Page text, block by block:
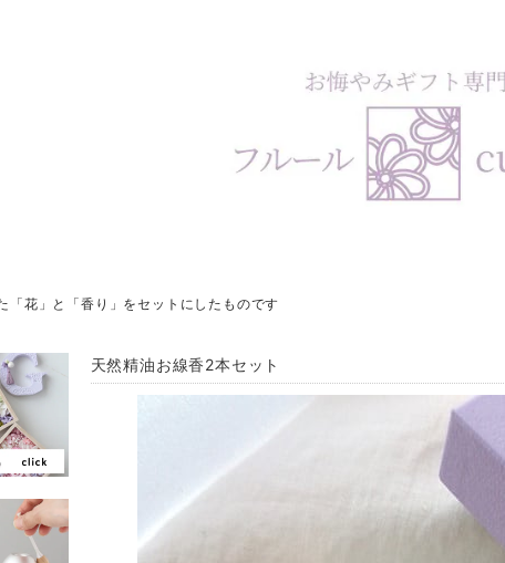
「花」と「香り」をセットにしたものです
天然精油お線香2本セット